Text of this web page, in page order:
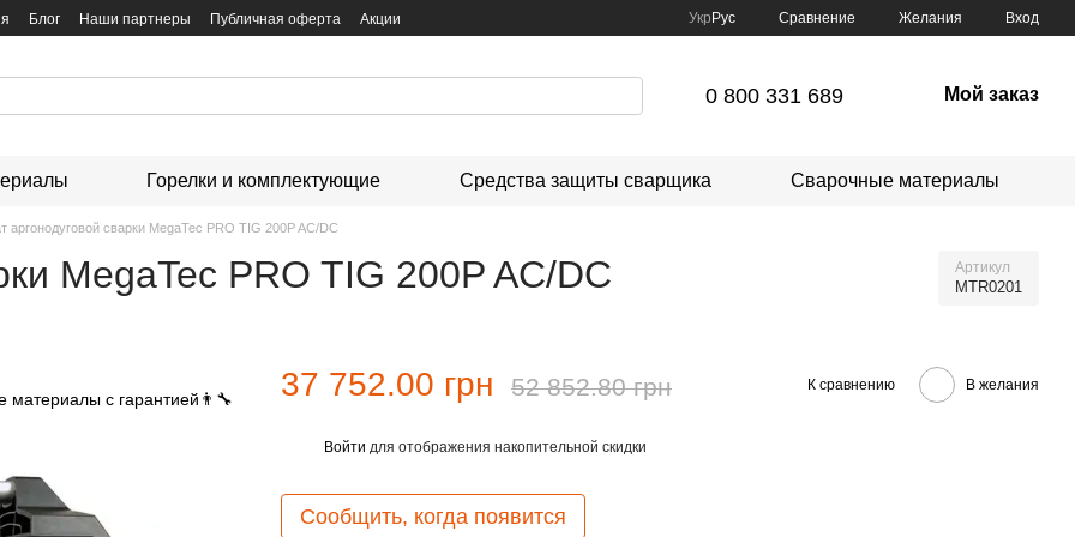
Блог Наши партнеры Публичная оферта Акции Укр Рус Сравнение Желания Вход
0 800 331 689 Мой заказ
Горелки и комплектующие Средства защиты сварщика Сварочные материалы
аргонодуговой сварки MegaTec PRO TIG 200P AC/DC
MegaTec PRO TIG 200P AC/DC Артикул
MTR0201
37 752.00 грн 52 852.80 грн К сравнению В желания
Войти для отображения накопительной скидки
Сообщить, когда появится